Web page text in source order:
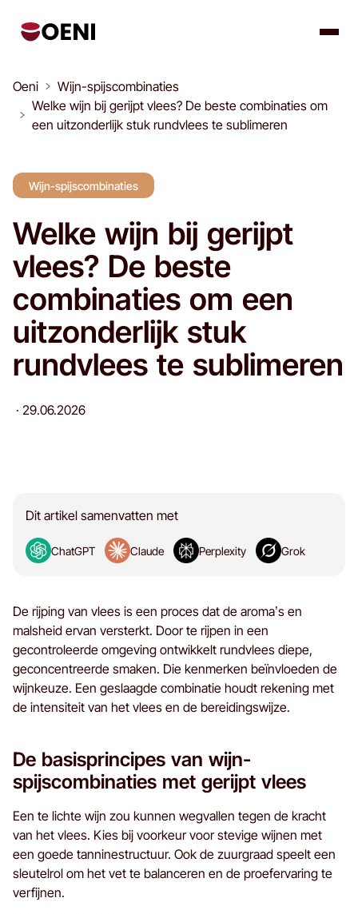
Oeni
Wijn-spijscombinaties
Welke wijn bij gerijpt vlees? De beste combinaties om
een uitzonderlijk stuk rundvlees te sublimeren
Wijn-spijscombinaties
Welke wijn bij gerijpt
vlees? De beste
combinaties om een
uitzonderlijk stuk
rundvlees te sublimeren
· 29.06.2026
Dit artikel samenvatten met
ChatGPT Claude Perplexity Grok
De rijping van vlees is een proces dat de aroma’s en
malsheid ervan versterkt. Door te rijpen in een
gecontroleerde omgeving ontwikkelt rundvlees diepe,
geconcentreerde smaken. Die kenmerken beïnvloeden de
wijnkeuze. Een geslaagde combinatie houdt rekening met
de intensiteit van het vlees en de bereidingswijze.
De basisprincipes van wijn-
spijscombinaties met gerijpt vlees
Een te lichte wijn zou kunnen wegvallen tegen de kracht
van het vlees. Kies bij voorkeur voor stevige wijnen met
een goede tanninestructuur. Ook de zuurgraad speelt een
sleutelrol om het vet te balanceren en de proefervaring te
verfijnen.